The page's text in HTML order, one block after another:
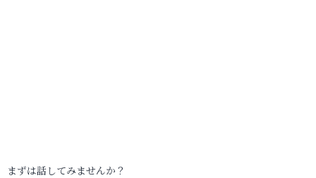
まずは話してみませんか？